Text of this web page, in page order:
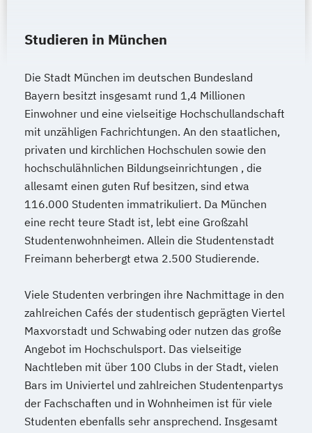
Studieren in München
Die Stadt München im deutschen Bundesland
Bayern besitzt insgesamt rund 1,4 Millionen
Einwohner und eine vielseitige Hochschullandschaft
mit unzähligen Fachrichtungen. An den staatlichen,
privaten und kirchlichen Hochschulen sowie den
hochschulähnlichen Bildungseinrichtungen , die
allesamt einen guten Ruf besitzen, sind etwa
116.000 Studenten immatrikuliert. Da München
eine recht teure Stadt ist, lebt eine Großzahl
Studentenwohnheimen. Allein die Studentenstadt
Freimann beherbergt etwa 2.500 Studierende.
Viele Studenten verbringen ihre Nachmittage in den
zahlreichen Cafés der studentisch geprägten Viertel
Maxvorstadt und Schwabing oder nutzen das große
Angebot im Hochschulsport. Das vielseitige
Nachtleben mit über 100 Clubs in der Stadt, vielen
Bars im Univiertel und zahlreichen Studentenpartys
der Fachschaften und in Wohnheimen ist für viele
Studenten ebenfalls sehr ansprechend. Insgesamt